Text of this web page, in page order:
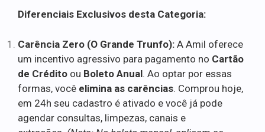
Diferenciais Exclusivos desta Categoria:
Carência Zero (O Grande Trunfo): A Amil oferece
um incentivo agressivo para pagamento no Cartão
de Crédito ou Boleto Anual. Ao optar por essas
formas, você elimina as carências. Comprou hoje,
em 24h seu cadastro é ativado e você já pode
agendar consultas, limpezas, canais e